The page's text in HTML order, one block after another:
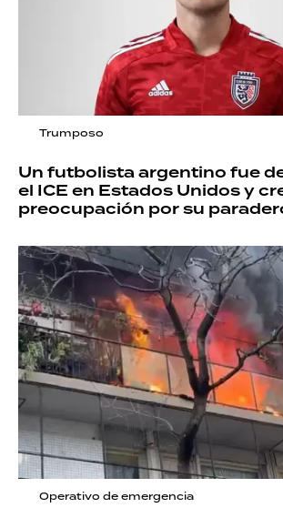
Trumposo
Un futbolista argentino fue
el ICE en Estados Unidos y
preocupación por su
Operativo de emergencia